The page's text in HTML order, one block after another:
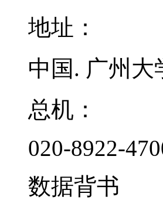
地址：
中国. 广州大
总机：
020-8922-
数据背书